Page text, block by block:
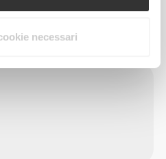
necessari
nella descrizione